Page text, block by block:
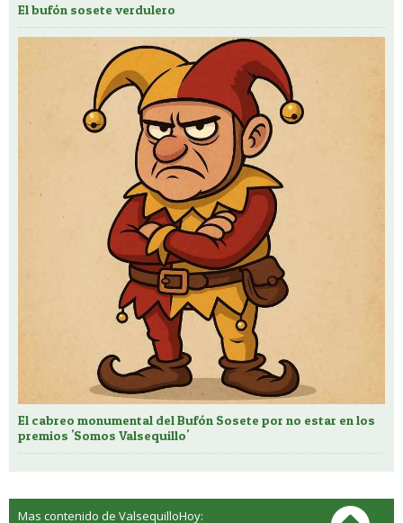
El bufón sosete verdulero
El cabreo monumental del Bufón Sosete por no estar en los
premios 'Somos Valsequillo'
Mas contenido de ValsequilloHoy: